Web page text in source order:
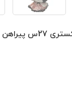
صورتی